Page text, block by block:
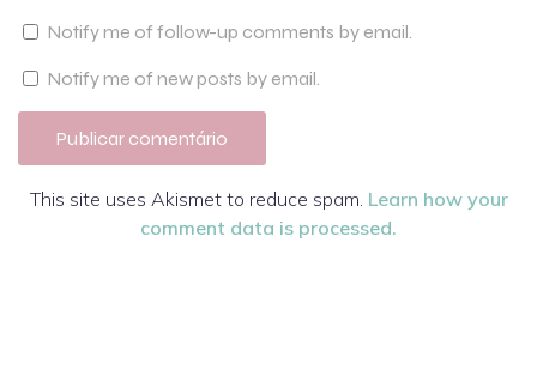
Notify me of follow-up comments by email.
Notify me of new posts by email.
This site uses Akismet to reduce spam. Learn how your
comment data is processed.